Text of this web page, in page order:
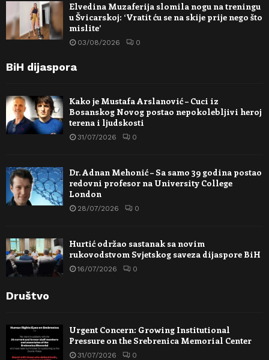
Elvedina Muzaferija slomila nogu na treningu
u Švicarskoj: ‘Vratit ću se na skije prije nego što
mislite’
03/08/2026 0
BiH dijaspora
Kako je Mustafa Arslanović – Cuci iz
Bosanskog Novog postao nepokolebljivi heroj
terena i ljudskosti
31/07/2026 0
Dr. Adnan Mehonić – Sa samo 39 godina postao
redovni profesor na University College
London
28/07/2026 0
Hurtić održao sastanak sa novim
rukovodstvom Svjetskog saveza dijaspore BiH
16/07/2026 0
Društvo
Urgent Concern: Growing Institutional
Pressure on the Srebrenica Memorial Center
31/07/2026 0